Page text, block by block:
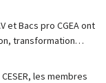
et Bacs pro CGEA ont
transformation…
les membres